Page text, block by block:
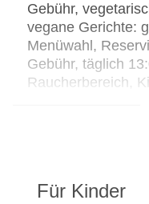
Gebühr,
vegane Gerichte:
Menüwahl,
Gebühr, täglich
Raucherbereich,
Hauptrestaurant
Gebühr,
Für Kinder